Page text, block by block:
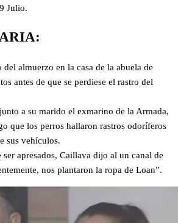
Julio.
almuerzo en la casa de la abuela de
antes de que se perdiese el rastro del
a su marido el exmarino de la Armada,
que los perros hallaron rastros odoríferos
sus vehículos.
ser apresados, Caillava dijo al un canal de
nos plantaron la ropa de Loan”.